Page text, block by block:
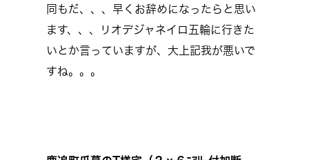
同もだ、、、早くお辞めになったらと思い
ます、、、リオデジャネイロ五輪に行きた
いとか言っていますが、大上記我が悪いで
すね。。。